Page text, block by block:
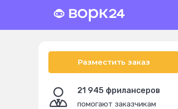
Разместить заказ
21 945 фрилансеров
помогают заказчикам